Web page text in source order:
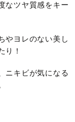
なツヤ質感をキー
やヨレのない美し
り！
ニキビが気になる